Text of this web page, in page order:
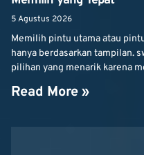
5 Agustus 2026
Memilih pintu utama atau
hanya berdasarkan tampilan.
pilihan yang menarik karena
Read More »